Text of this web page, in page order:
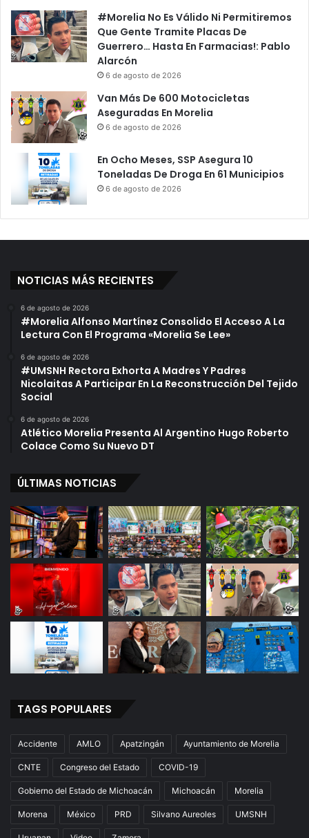
#Morelia No Es Válido Ni Permitiremos
Que Gente Tramite Placas De
Guerrero… Hasta En Farmacias!: Pablo
Alarcón
6 de agosto de 2026
Van Más De 600 Motocicletas
Aseguradas En Morelia
6 de agosto de 2026
En Ocho Meses, SSP Asegura 10
Toneladas De Droga En 61 Municipios
6 de agosto de 2026
NOTICIAS MÁS RECIENTES
6 de agosto de 2026
#Morelia Alfonso Martínez Consolido El Acceso A La
Lectura Con El Programa «Morelia Se Lee»
6 de agosto de 2026
#UMSNH Rectora Exhorta A Madres Y Padres
Nicolaitas A Participar En La Reconstrucción Del Tejido
Social
6 de agosto de 2026
Atlético Morelia Presenta Al Argentino Hugo Roberto
Colace Como Su Nuevo DT
ÚLTIMAS NOTICIAS
TAGS POPULARES
Accidente AMLO Apatzingán Ayuntamiento de Morelia
CNTE Congreso del Estado COVID-19
Gobierno del Estado de Michoacán Michoacán Morelia
Morena México PRD Silvano Aureoles UMSNH